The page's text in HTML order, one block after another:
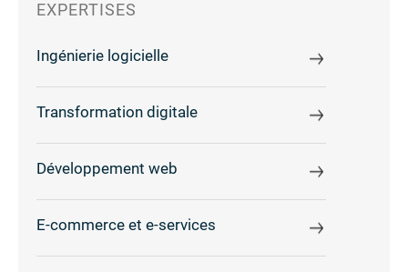
EXPERTISES
Ingénierie logicielle
Transformation digitale
Développement web
E-commerce et e-services